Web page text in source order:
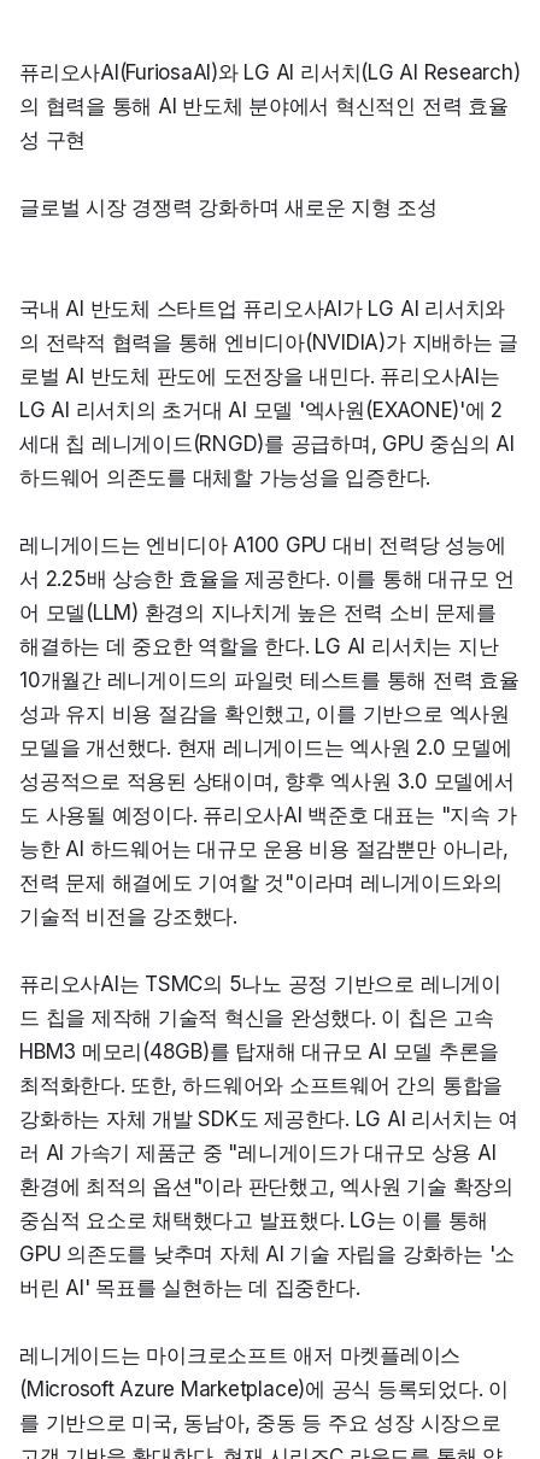
퓨리오사AI(FuriosaAI)와 LG AI 리서치(LG AI Research)
의 협력을 통해 AI 반도체 분야에서 혁신적인 전력 효율
성 구현
글로벌 시장 경쟁력 강화하며 새로운 지형 조성
국내 AI 반도체 스타트업 퓨리오사AI가 LG AI 리서치와
의 전략적 협력을 통해 엔비디아(NVIDIA)가 지배하는 글
로벌 AI 반도체 판도에 도전장을 내민다. 퓨리오사AI는
LG AI 리서치의 초거대 AI 모델 '엑사원(EXAONE)'에 2
세대 칩 레니게이드(RNGD)를 공급하며, GPU 중심의 AI
하드웨어 의존도를 대체할 가능성을 입증한다.
레니게이드는 엔비디아 A100 GPU 대비 전력당 성능에
서 2.25배 상승한 효율을 제공한다. 이를 통해 대규모 언
어 모델(LLM) 환경의 지나치게 높은 전력 소비 문제를
해결하는 데 중요한 역할을 한다. LG AI 리서치는 지난
10개월간 레니게이드의 파일럿 테스트를 통해 전력 효율
성과 유지 비용 절감을 확인했고, 이를 기반으로 엑사원
모델을 개선했다. 현재 레니게이드는 엑사원 2.0 모델에
성공적으로 적용된 상태이며, 향후 엑사원 3.0 모델에서
도 사용될 예정이다. 퓨리오사AI 백준호 대표는 "지속 가
능한 AI 하드웨어는 대규모 운용 비용 절감뿐만 아니라,
전력 문제 해결에도 기여할 것"이라며 레니게이드와의
기술적 비전을 강조했다.
퓨리오사AI는 TSMC의 5나노 공정 기반으로 레니게이
드 칩을 제작해 기술적 혁신을 완성했다. 이 칩은 고속
HBM3 메모리(48GB)를 탑재해 대규모 AI 모델 추론을
최적화한다. 또한, 하드웨어와 소프트웨어 간의 통합을
강화하는 자체 개발 SDK도 제공한다. LG AI 리서치는 여
러 AI 가속기 제품군 중 "레니게이드가 대규모 상용 AI
환경에 최적의 옵션"이라 판단했고, 엑사원 기술 확장의
중심적 요소로 채택했다고 발표했다. LG는 이를 통해
GPU 의존도를 낮추며 자체 AI 기술 자립을 강화하는 '소
버린 AI' 목표를 실현하는 데 집중한다.
레니게이드는 마이크로소프트 애저 마켓플레이스
(Microsoft Azure Marketplace)에 공식 등록되었다. 이
를 기반으로 미국, 동남아, 중동 등 주요 성장 시장으로